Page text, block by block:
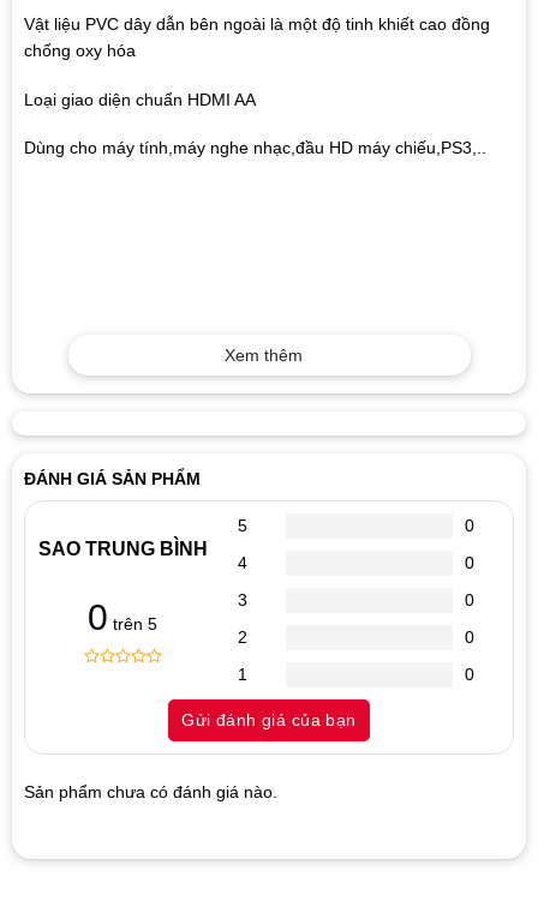
Vật liệu PVC dây dẫn bên ngoài là một độ tinh khiết cao đồng
chống oxy hóa
Loại giao diện chuẩn HDMI AA
Dùng cho máy tính,máy nghe nhạc,đầu HD máy chiếu,PS3,..
Xem thêm
ĐÁNH GIÁ SẢN PHẨM
SAO TRUNG BÌNH
0 trên 5
customer
ratings
5
0
4
0
3
0
2
0
1
0
Gửi đánh giá của bạn
Sản phẩm chưa có đánh giá nào.
Hãy là người đánh giá đầu tiên cho sản phẩm “Cáp tín hiệu